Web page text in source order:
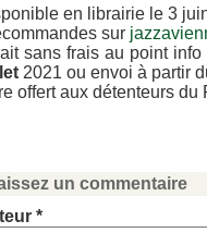
en librairie le 3
sur
sans frais au point
2021 ou envoi à partir
offert aux détenteurs
un commentaire
*